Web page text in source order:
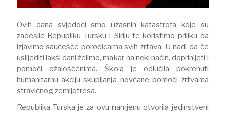
Ovih dana svjedoci smo užasnih katastrofa koje su
zadesile Republiku Tursku i Siriju te koristimo priliku da
izjavimo saučešće porodicama svih žrtava. U nadi da će
uslijediti lakši dani želimo, makar na neki način, doprinijeti i
pomoći ožalošćenima. Škola je odlučila pokrenuti
humanitarnu akciju skupljanja novčane pomoći žrtvama
stravičnog zemljotresa.
Republika Turska je za ovu namjenu otvorila jedinstveni